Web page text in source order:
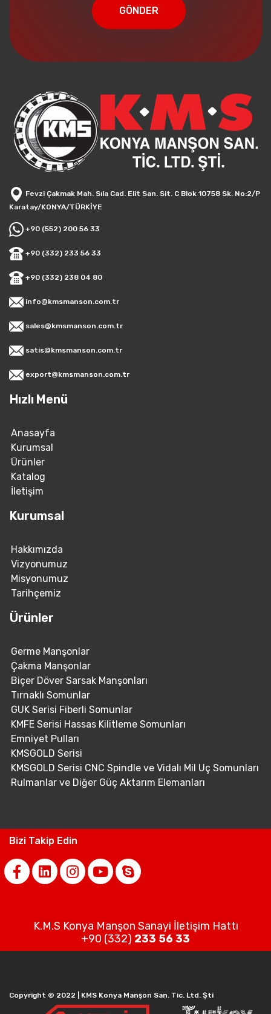
GÖNDER
Fevzi Çakmak Mah. Sıla Cad. Elit San. Sit. C Blok 10758 Sk. No:2/P
Karatay/KONYA/TÜRKİYE
+90 (552) 200 56 33
+90 (332) 233 56 33
+90 (332) 238 04 80
info@kmsmanson.com.tr
sales@kmsmanson.com.tr
satis@kmsmanson.com.tr
export@kmsmanson.com.tr
Hızlı Menü
Anasayfa
Kurumsal
Ürünler
Katalog
İletişim
Kurumsal
Hakkımızda
Vizyonumuz
Misyonumuz
Tarihçemiz
Ürünler
Germe Manşonlar
Çakma Manşonlar
Biçer Döver Sarsak Manşonları
Tırnaklı Somunlar
GUK Serisi Fiberli Somunlar
KMFE Serisi Hassas Kilitleme Somunları
Emniyet Pulları
KMSGOLD Serisi
KMSGOLD Serisi CNC Spindle ve Vidalı Mil Uç Somunları
Rulmanlar ve Diğer Güç Aktarım Elemanları
Bizi Takip Edin
K.M.S Konya Manşon Sanayi İletişim Hattı
+90 (332) 233 56 33
Copyright © 2022 | KMS Konya Manşon San. Tic. Ltd. Şti